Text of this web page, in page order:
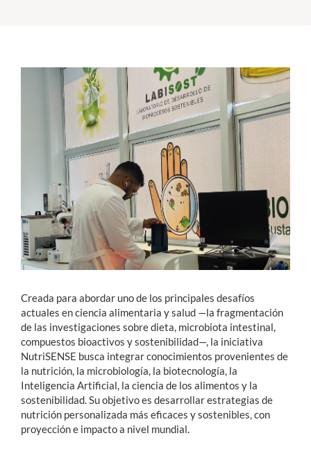
Estudiantes
Académicos
Funcionarios
English
Creada para abordar uno de los principales desafíos
actuales en ciencia alimentaria y salud —la fragmentación
de las investigaciones sobre dieta, microbiota intestinal,
compuestos bioactivos y sostenibilidad—, la iniciativa
NutriSENSE busca integrar conocimientos provenientes de
la nutrición, la microbiología, la biotecnología, la
Inteligencia Artificial, la ciencia de los alimentos y la
sostenibilidad. Su objetivo es desarrollar estrategias de
nutrición personalizada más eficaces y sostenibles, con
proyección e impacto a nivel mundial.